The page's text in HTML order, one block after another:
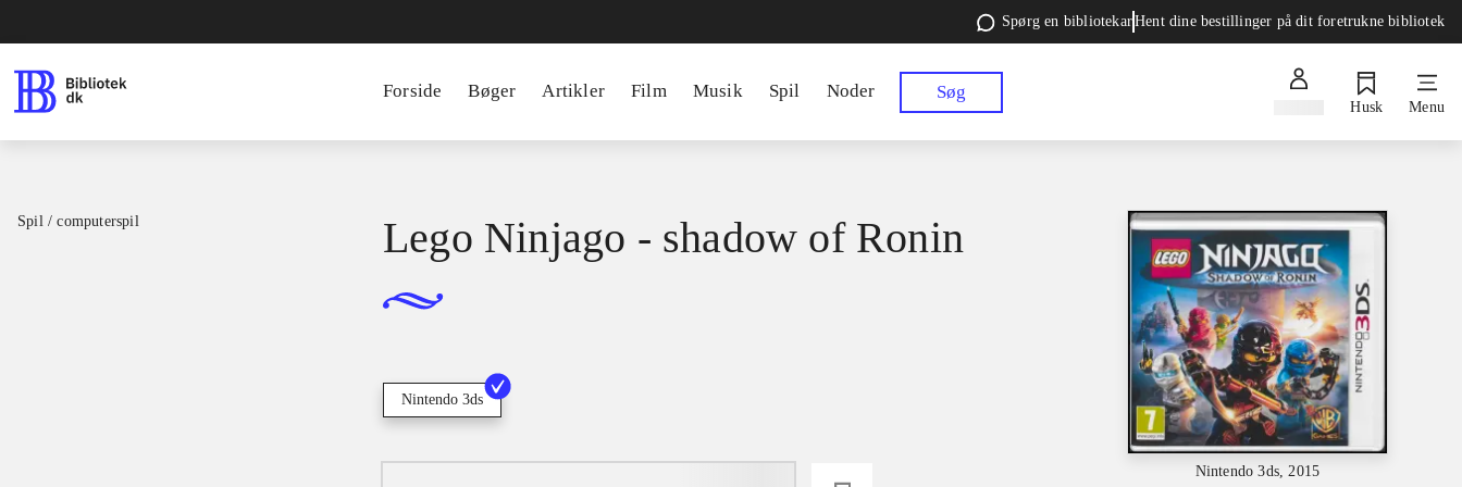
Spørg en bibliotekarHent dine bestillinger på dit foretrukne bibliotek
Forside Bøger Artikler Film Musik Spil Noder Søg
Husk Menu
Spil / computerspil
Nintendo 3ds, 2015
Lego Ninjago - shadow of Ronin
Nintendo 3ds